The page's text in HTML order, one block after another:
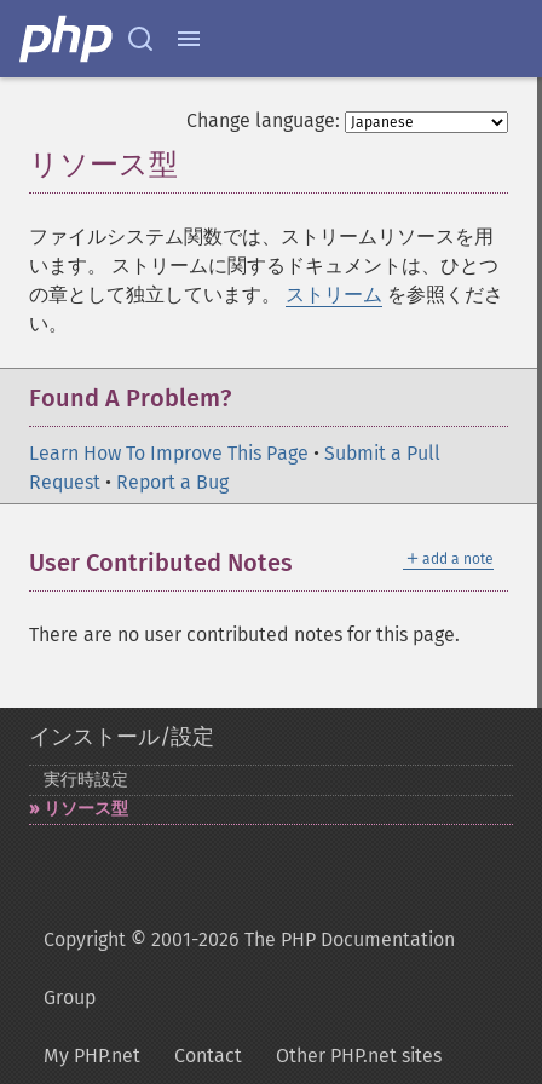
Change language:
リソース型
ファイルシステム関数では、ストリームリソースを用
います。 ストリームに関するドキュメントは、ひとつ
の章として独立しています。 ストリーム を参照くださ
い。
Found A Problem?
Learn How To Improve This Page • Submit a Pull
Request • Report a Bug
＋ add a note
User Contributed Notes
There are no user contributed notes for this page.
インストール/設定
実行時設定
リソース型
Copyright © 2001-2026 The PHP Documentation
Group
My PHP.net Contact Other PHP.net sites